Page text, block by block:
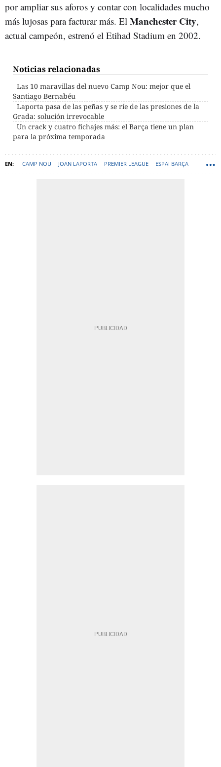
por ampliar sus aforos y contar con localidades mucho
más lujosas para facturar más. El Manchester City,
actual campeón, estrenó el Etihad Stadium en 2002.
Noticias relacionadas
Las 10 maravillas del nuevo Camp Nou: mejor que el
Santiago Bernabéu
Laporta pasa de las peñas y se ríe de las presiones de la
Grada: solución irrevocable
Un crack y cuatro fichajes más: el Barça tiene un plan
para la próxima temporada
CAMP NOU JOAN LAPORTA PREMIER LEAGUE ESPAI BARÇA